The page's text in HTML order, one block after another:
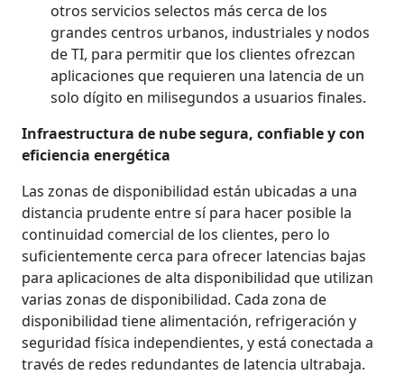
otros servicios selectos más cerca de los
grandes centros urbanos, industriales y nodos
de TI, para permitir que los clientes ofrezcan
aplicaciones que requieren una latencia de un
solo dígito en milisegundos a usuarios finales.
Infraestructura de nube segura, confiable y con
eficiencia energética
Las zonas de disponibilidad están ubicadas a una
distancia prudente entre sí para hacer posible la
continuidad comercial de los clientes, pero lo
suficientemente cerca para ofrecer latencias bajas
para aplicaciones de alta disponibilidad que utilizan
varias zonas de disponibilidad. Cada zona de
disponibilidad tiene alimentación, refrigeración y
seguridad física independientes, y está conectada a
través de redes redundantes de latencia ultrabaja.